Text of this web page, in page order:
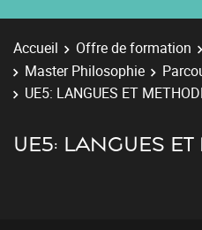
Accueil Offre de formation
Master Philosophie
UE5: LANGUES ET
UE5: LANGUES